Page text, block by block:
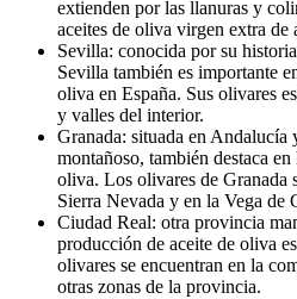
extienden por las llanuras y
aceites de oliva virgen extra de
Sevilla: conocida por su
Sevilla también es importante
oliva en España. Sus olivares
y valles del interior.
Granada: situada en Andalucía
montañoso, también destaca
oliva. Los olivares de Granada
Sierra Nevada y en la Vega de
Ciudad Real: otra provincia
producción de aceite de oliva
olivares se encuentran en la
otras zonas de la provincia.